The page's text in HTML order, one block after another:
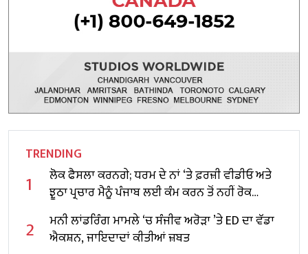
TRENDING
1
ਲੋਕ ਫੈਸਲਾ ਕਰਨਗੇ; ਧਰਮ ਦੇ ਨਾਂ ‘ਤੇ ਫ਼ਰਜ਼ੀ ਵੀਡੀਓ ਅਤੇ
ਝੂਠਾ ਪ੍ਰਚਾਰ ਮੈਨੂੰ ਪੰਜਾਬ ਲਈ ਕੰਮ ਕਰਨ ਤੋਂ ਨਹੀਂ ਰੋਕ
ਸਕਦਾ: CM ਮਾਨ
2
ਮਨੀ ਲਾਂਡਰਿੰਗ ਮਾਮਲੇ ‘ਚ ਸੰਜੀਵ ਅਰੋੜਾ ’ਤੇ ED ਦਾ ਵੱਡਾ
ਐਕਸ਼ਨ, ਜਾਇਦਾਦਾਂ ਕੀਤੀਆਂ ਜ਼ਬਤ